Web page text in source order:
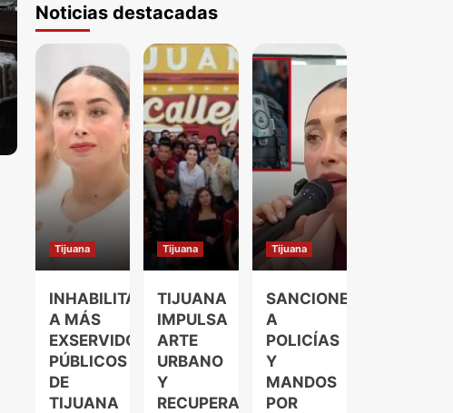
Noticias destacadas
Tijuana
INHABILITAN
A MÁS
EXSERVIDORES
PÚBLICOS
DE
TIJUANA
Tijuana
TIJUANA
IMPULSA
ARTE
URBANO
Y
RECUPERACIÓN
Tijuana
SANCIONES
A
POLICÍAS
Y
MANDOS
POR